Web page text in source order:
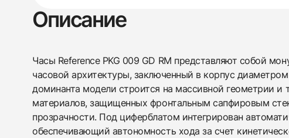
Описание
Часы Reference PKG 009 GD RM представляют собой
часовой архитектуры, заключенный в корпус
доминанта модели строится на массивной геометрии и
материалов, защищенных фронтальным сапфировым
прозрачности. Под циферблатом интегрирован
обеспечивающий автономность хода за счет
вами